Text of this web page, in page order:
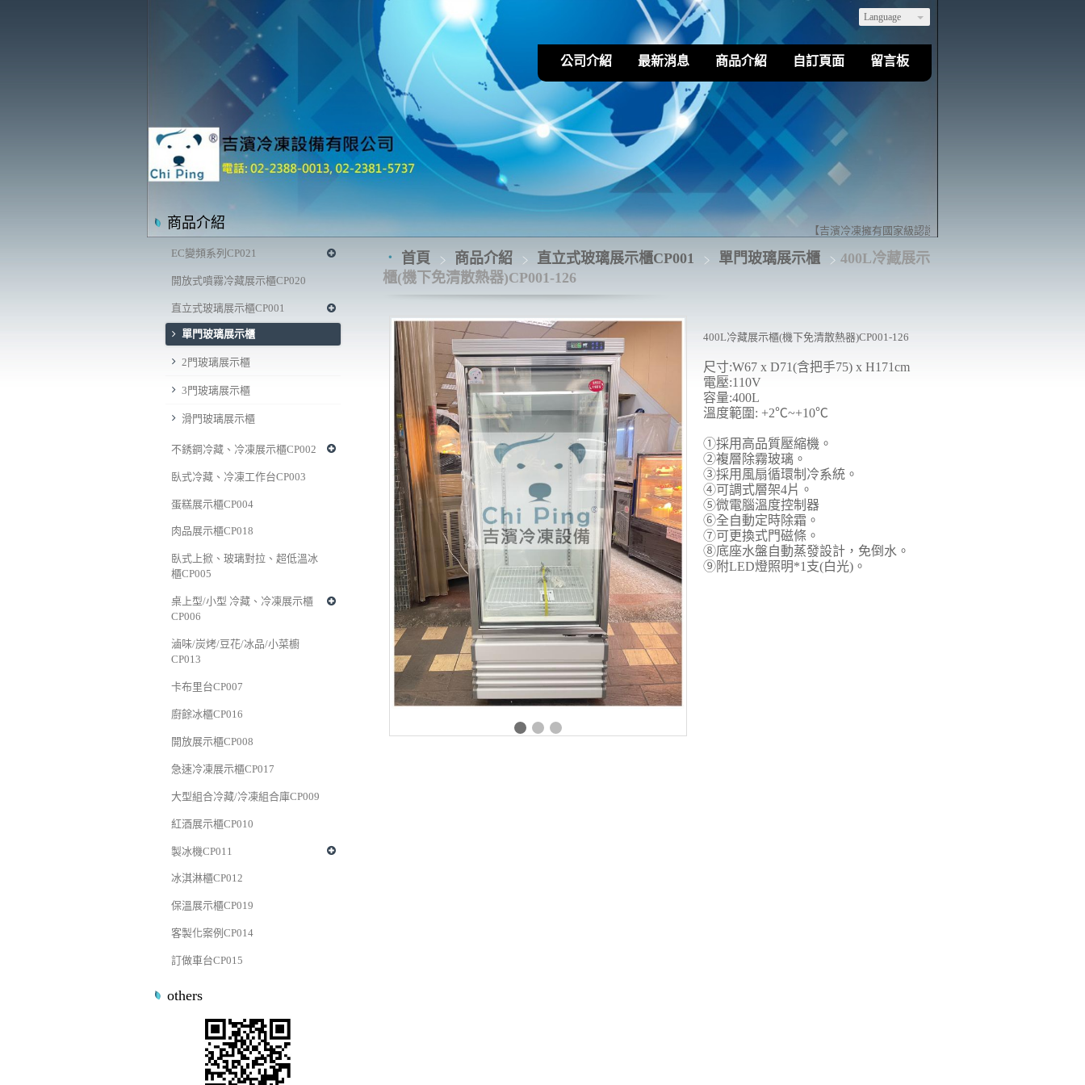
Language
公司介紹 最新消息 商品介紹 自訂頁面 留言板
商品介紹
EC變頻系列CP021
開放式噴霧冷藏展示櫃CP020
直立式玻璃展示櫃CP001
單門玻璃展示櫃
2門玻璃展示櫃
3門玻璃展示櫃
滑門玻璃展示櫃
不銹鋼冷藏、冷凍展示櫃CP002
臥式冷藏、冷凍工作台CP003
蛋糕展示櫃CP004
肉品展示櫃CP018
臥式上掀、玻璃對拉、超低溫冰
櫃CP005
桌上型/小型 冷藏、冷凍展示櫃
CP006
滷味/炭烤/豆花/冰品/小菜櫥
CP013
卡布里台CP007
廚餘冰櫃CP016
開放展示櫃CP008
急速冷凍展示櫃CP017
大型組合冷藏/冷凍組合庫CP009
紅酒展示櫃CP010
製冰機CP011
冰淇淋櫃CP012
保溫展示櫃CP019
客製化案例CP014
訂做車台CP015
others
【吉濱冷凍擁有國家級認證的乙級冷凍空調裝修技術】歡迎
首頁 商品介紹 直立式玻璃展示櫃CP001 單門玻璃展示櫃
400L冷藏展示
櫃(機下免清散熱器)CP001-126
400L冷藏展示櫃(機下免清散熱器)CP001-126
尺寸:W67 x D71(含把手75) x H171cm
電壓:110V
容量:400L
溫度範圍 : +2℃~+10℃
①採用高品質壓縮機 。
②複層除霧玻璃。
③採用風扇循環制冷系統。
④可調式層架4片。
⑤微電腦溫度控制器
⑥全自動定時除霜。
⑦可更換式門磁條。
⑧底座水盤自動蒸發設計，免倒水。
⑨附LED燈照明*1 支(白光)。